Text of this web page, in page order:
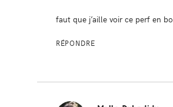
faut que j’aille voir ce perf en
RÉPONDRE